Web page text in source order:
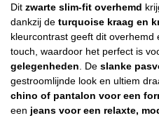
Dit zwarte slim-fit overhemd
dankzij de turquoise kraag en
kleurcontrast geeft dit overhemd
touch, waardoor het perfect is
gelegenheden . De slanke
gestroomlijnde look en ultiem
chino of pantalon voor een
een jeans voor een relaxte,